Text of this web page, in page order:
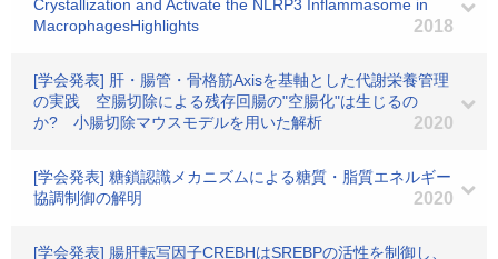
Crystallization and Activate the NLRP3 Inflammasome in
MacrophagesHighlights
2018
[学会発表] 肝・腸管・骨格筋Axisを基軸とした代謝栄養管理
の実践 空腸切除による残存回腸の"空腸化"は生じるの
か? 小腸切除マウスモデルを用いた解析
2020
[学会発表] 糖鎖認識メカニズムによる糖質・脂質エネルギー
協調制御の解明
2020
[学会発表] 腸肝転写因子CREBHはSREBPの活性を制御し、